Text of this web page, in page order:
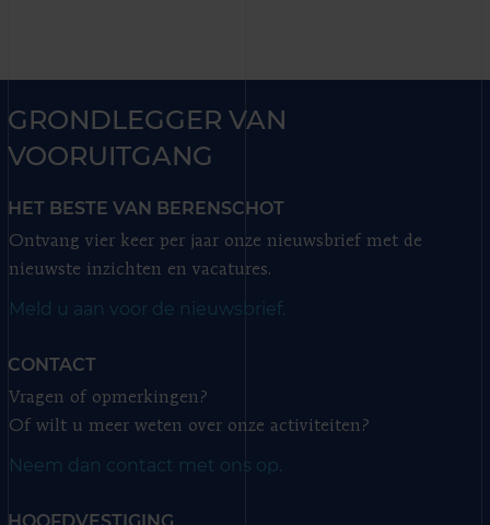
GRONDLEGGER VAN
VOORUITGANG
HET BESTE VAN BERENSCHOT
Ontvang vier keer per jaar onze nieuwsbrief met de
nieuwste inzichten en vacatures.
Meld u aan voor de nieuwsbrief.
CONTACT
Vragen of opmerkingen?
Of wilt u meer weten over onze activiteiten?
Neem dan contact met ons op.
HOOFDVESTIGING